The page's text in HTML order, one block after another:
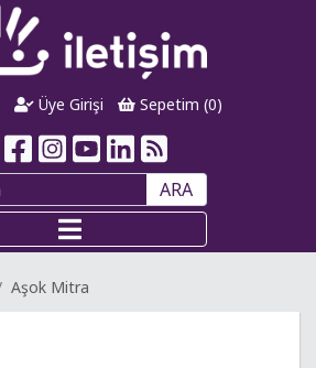
Üye Girişi Sepetim (0)
ARA
Aşok Mitra